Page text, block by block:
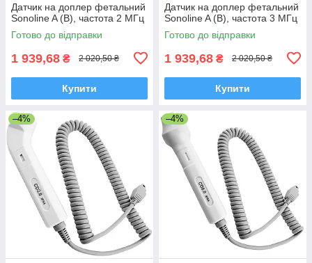
Датчик на доплер фетальний
Sonoline A (B), частота 2 МГц
Готово до відправки
1 939,68 ₴ 2 020,50 ₴
Купити
Датчик на доплер фетальний
Sonoline A (B), частота 3 МГц
Готово до відправки
1 939,68 ₴ 2 020,50 ₴
Купити
–4% –4%